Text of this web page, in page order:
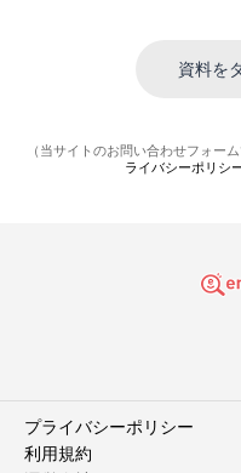
（当サイトのお問い合わせフォー
ライバシーポリシ
プライバシーポリシー
利用規約